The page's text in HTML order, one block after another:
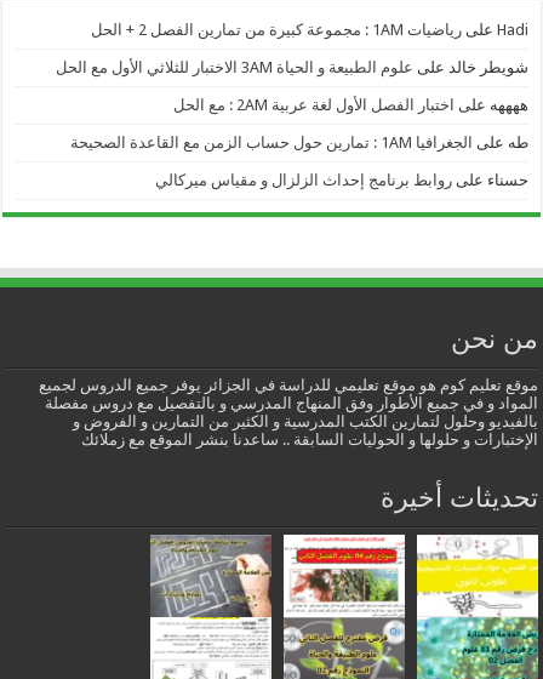
Hadi علىرياضيات 1AM : مجموعة كبيرة من تمارين الفصل 2 + الحل
شويطر خالد على علوم الطبيعة و الحياة 3AM الاختبار للثلاثي الأول مع الحل
ههههه على اختبار الفصل الأول لغة عربية 2AM : مع الحل
طه على الجغرافيا 1AM : تمارين حول حساب الزمن مع القاعدة الصحيحة
حسناء علىروابط برنامج إحداث الزلزال و مقياس ميركالي
من نحن
موقع تعليم كوم هو موقع تعليمي للدراسة في الجزائر يوفر جميع الدروس لجميع
المواد و في جميع الأطوار وفق المنهاج المدرسي و بالتفصيل مع دروس مفصلة
بالفيديو وحلول لتمارين الكتب المدرسية و الكثير من التمارين و الفروض و
الإختبارات و حلولها و الحوليات السابقة .. ساعدنا بنشر الموقع مع زملائك
تحديثات أخيرة